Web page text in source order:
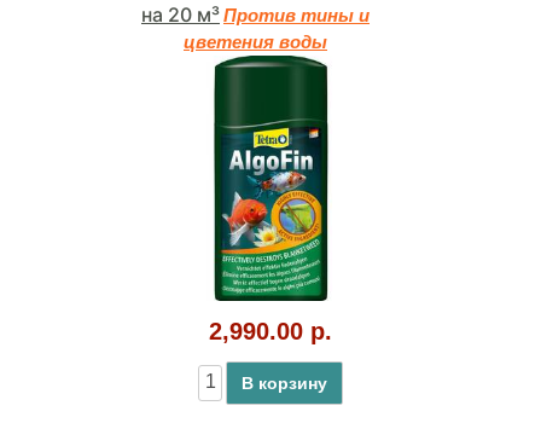
на 20 м³Против тины и
цветения воды
2,990.00 р.
В корзину